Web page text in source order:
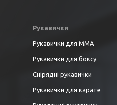
Рукавички
Рукавички для ММА
Рукавички для боксу
Снірядні рукавички
Рукавички для карате